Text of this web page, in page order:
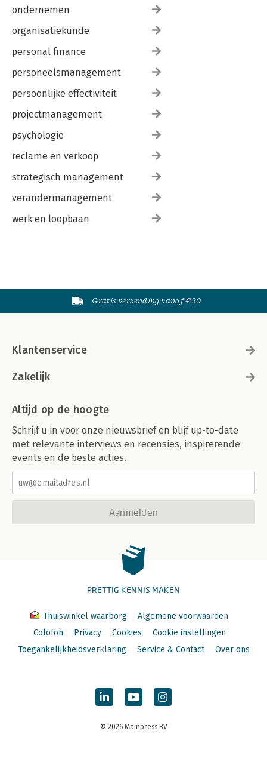
ondernemen
organisatiekunde
personal finance
personeelsmanagement
persoonlijke effectiviteit
projectmanagement
psychologie
reclame en verkoop
strategisch management
verandermanagement
werk en loopbaan
Gratis verzending vanaf €20
Klantenservice
Zakelijk
Altijd op de hoogte
Schrijf u in voor onze nieuwsbrief en blijf up-to-date
met relevante interviews en recensies, inspirerende
events en de beste acties.
Aanmelden
PRETTIG KENNIS MAKEN
Thuiswinkel waarborg
Algemene voorwaarden
Colofon
Privacy Cookies
Cookie instellingen
Toegankelijkheidsverklaring
Service & Contact Over ons
© 2026 Mainpress BV